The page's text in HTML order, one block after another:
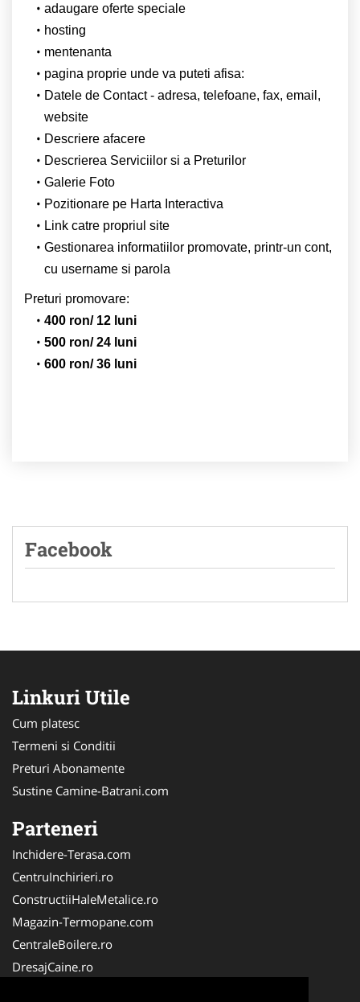
adaugare oferte speciale
hosting
mentenanta
pagina proprie unde va puteti afisa:
Datele de Contact - adresa, telefoane, fax, email,
website
Descriere afacere
Descrierea Serviciilor si a Preturilor
Galerie Foto
Pozitionare pe Harta Interactiva
Link catre propriul site
Gestionarea informatiilor promovate, printr-un cont,
cu username si parola
Preturi promovare:
400 ron/ 12 luni
500 ron/ 24 luni
600 ron/ 36 luni
Facebook
Linkuri Utile
Cum platesc
Termeni si Conditii
Preturi Abonamente
Sustine Camine-Batrani.com
Parteneri
Inchidere-Terasa.com
CentruInchirieri.ro
ConstructiiHaleMetalice.ro
Magazin-Termopane.com
CentraleBoilere.ro
DresajCaine.ro